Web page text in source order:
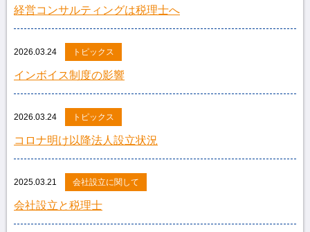
経営コンサルティングは税理士へ
2026.03.24 トピックス
インボイス制度の影響
2026.03.24 トピックス
コロナ明け以降法人設立状況
2025.03.21 会社設立に関して
会社設立と税理士